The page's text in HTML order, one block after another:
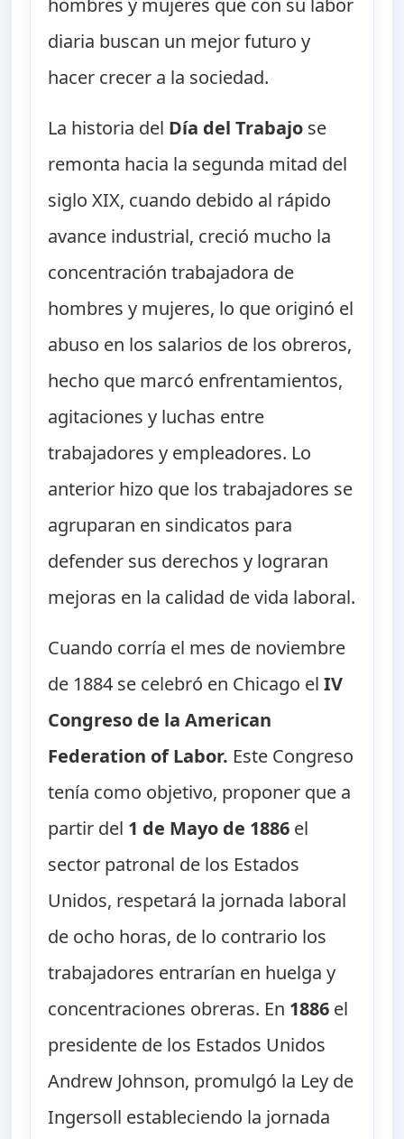
hombres y mujeres que con su labor
diaria buscan un mejor futuro y
hacer crecer a la sociedad.
La historia del Día del Trabajo se
remonta hacia la segunda mitad del
siglo XIX, cuando debido al rápido
avance industrial, creció mucho la
concentración trabajadora de
hombres y mujeres, lo que originó el
abuso en los salarios de los obreros,
hecho que marcó enfrentamientos,
agitaciones y luchas entre
trabajadores y empleadores. Lo
anterior hizo que los trabajadores se
agruparan en sindicatos para
defender sus derechos y lograran
mejoras en la calidad de vida laboral.
Cuando corría el mes de noviembre
de 1884 se celebró en Chicago elIV
Congreso de la American
Federation of Labor. Este Congreso
tenía como objetivo, proponer que a
partir del 1 de Mayo de 1886 el
sector patronal de los Estados
Unidos, respetará la jornada laboral
de ocho horas, de lo contrario los
trabajadores entrarían en huelga y
concentraciones obreras. En 1886 el
presidente de los Estados Unidos
Andrew Johnson, promulgó la Ley de
Ingersoll estableciendo la jornada